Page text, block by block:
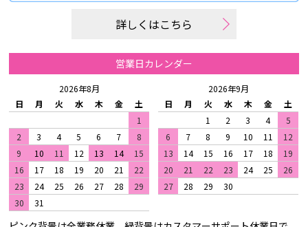
詳しくはこちら
営業日カレンダー
2026年8月
日
月 火 水 木 金
土
1
2
3 4 5 6 7
8
9
10 11 12 13 14
15
16
17 18 19 20 21
22
23
24 25 26 27 28
29
30
31
2026年9月
日
月 火 水 木 金
土
1
2 3 4
5
6
7 8 9 10 11
12
13
14 15 16 17 18
19
20
21 22 23 24 25
26
27
28 29 30